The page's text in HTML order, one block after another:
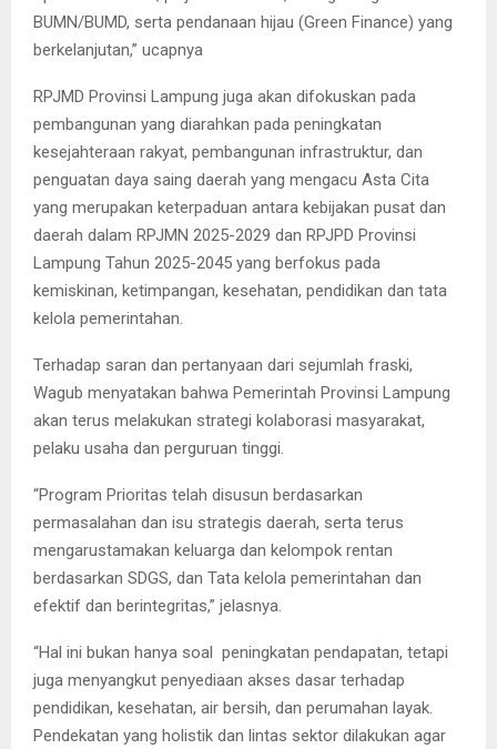
BUMN/BUMD, serta pendanaan hijau (Green Finance) yang
berkelanjutan,” ucapnya
RPJMD Provinsi Lampung juga akan difokuskan pada
pembangunan yang diarahkan pada peningkatan
kesejahteraan rakyat, pembangunan infrastruktur, dan
penguatan daya saing daerah yang mengacu Asta Cita
yang merupakan keterpaduan antara kebijakan pusat dan
daerah dalam RPJMN 2025-2029 dan RPJPD Provinsi
Lampung Tahun 2025-2045 yang berfokus pada
kemiskinan, ketimpangan, kesehatan, pendidikan dan tata
kelola pemerintahan.
Terhadap saran dan pertanyaan dari sejumlah fraski,
Wagub menyatakan bahwa Pemerintah Provinsi Lampung
akan terus melakukan strategi kolaborasi masyarakat,
pelaku usaha dan perguruan tinggi.
“Program Prioritas telah disusun berdasarkan
permasalahan dan isu strategis daerah, serta terus
mengarustamakan keluarga dan kelompok rentan
berdasarkan SDGS, dan Tata kelola pemerintahan dan
efektif dan berintegritas,” jelasnya.
“Hal ini bukan hanya soal peningkatan pendapatan, tetapi
juga menyangkut penyediaan akses dasar terhadap
pendidikan, kesehatan, air bersih, dan perumahan layak.
Pendekatan yang holistik dan lintas sektor dilakukan agar